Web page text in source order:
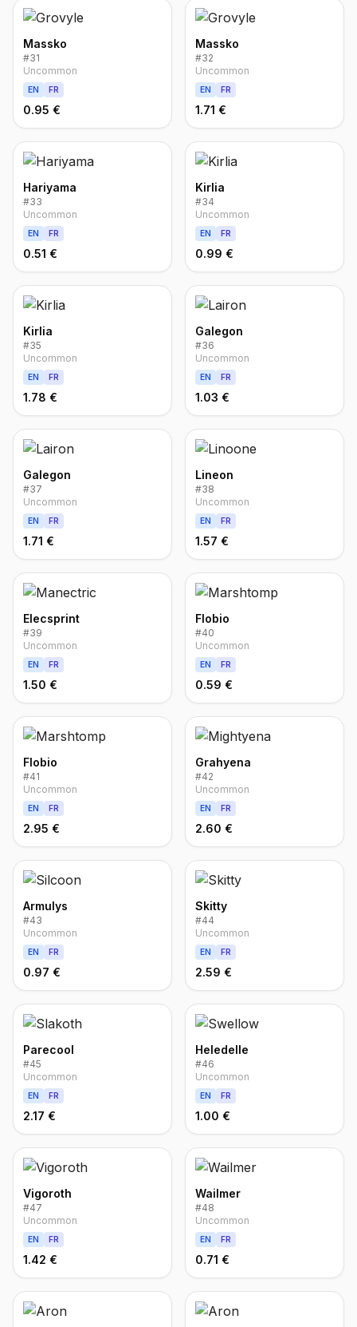
Massko
#31
Uncommon
EN FR
0.95 €
Massko
#32
Uncommon
EN FR
1.71 €
Hariyama
#33
Uncommon
EN FR
0.51 €
Kirlia
#34
Uncommon
EN FR
0.99 €
Kirlia
#35
Uncommon
EN FR
1.78 €
Galegon
#36
Uncommon
EN FR
1.03 €
Galegon
#37
Uncommon
EN FR
1.71 €
Lineon
#38
Uncommon
EN FR
1.57 €
Elecsprint
#39
Uncommon
EN FR
1.50 €
Flobio
#40
Uncommon
EN FR
0.59 €
Flobio
#41
Uncommon
EN FR
2.95 €
Grahyena
#42
Uncommon
EN FR
2.60 €
Armulys
#43
Uncommon
EN FR
0.97 €
Skitty
#44
Uncommon
EN FR
2.59 €
Parecool
#45
Uncommon
EN FR
2.17 €
Heledelle
#46
Uncommon
EN FR
1.00 €
Vigoroth
#47
Uncommon
EN FR
1.42 €
Wailmer
#48
Uncommon
EN FR
0.71 €